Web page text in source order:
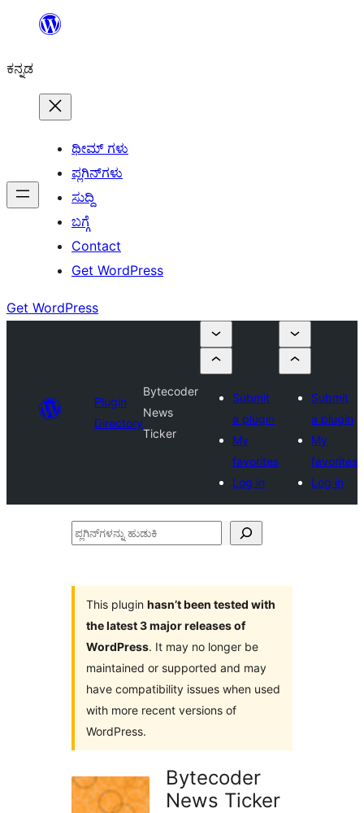
ವಿಷಯಕ್ಕೆ
ಕನ್ನಡ
ಥೀಮ್ ಗಳು
ಪ್ಲಗಿನ್‌ಗಳು
ಸುದ್ದಿ
ಬಗ್ಗೆ
Contact
Get WordPress
Get WordPress
Plugin
Directory
Bytecoder
News
Ticker
Submit
a plugin
My
favorites
Log in
Submit
a plugin
My
favorites
Log in
ಪ್ಲಗಿನ್‌ಗಳನ್ನು
This plugin hasn’t been tested with
the latest 3 major releases of
WordPress. It may no longer be
maintained or supported and may
have compatibility issues when used
with more recent versions of
WordPress.
Bytecoder
News Ticker